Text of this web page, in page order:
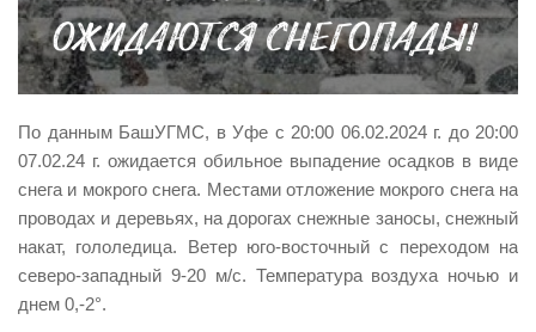
Виды деятельности
Обслуживание опасных производственных объектов
УГЗ рекомендует
Памятки населению
Как стать спасателем
Уголок гражданской обороны
Пресс-центр
По данным БашУГМС, в Уфе с 20:00 06.02.2024 г. до 20:00
07.02.24 г. ожидается обильное выпадение осадков в виде
снега и мокрого снега. Местами отложение мокрого снега на
проводах и деревьях, на дорогах снежные заносы, снежный
накат, гололедица. Ветер юго-восточный с переходом на
северо-западный 9-20 м/с. Температура воздуха ночью и
днем 0,-2°.